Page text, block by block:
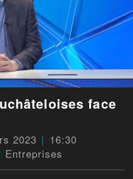
face
2023
16:30
Entreprises